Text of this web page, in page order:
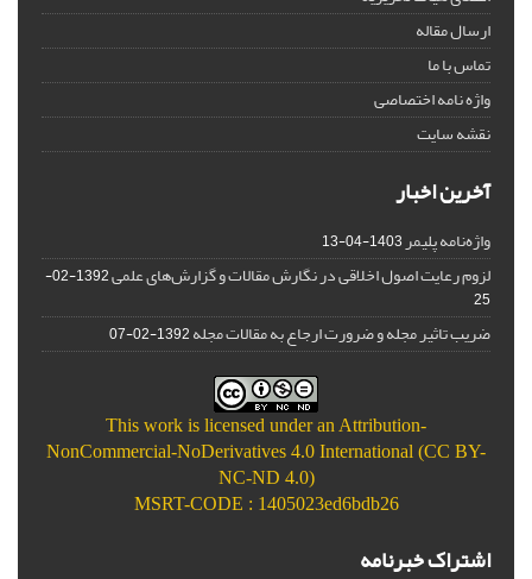
ارسال مقاله
تماس با ما
واژه نامه اختصاصی
نقشه سایت
آخرین اخبار
واژه‌نامه پلیمر1403-04-13
لزوم رعایت اصول اخلاقی در نگارش مقالات و گزارش‌‌های علمی
1392-02-
25
ضریب تاثیر مجله و ضرورت ارجاع به مقالات مجله1392-02-07
This work is licensed under an Attribution-
NonCommercial-NoDerivatives 4.0 International (CC BY-
NC-ND 4.0)
MSRT-CODE : 1405023ed6bdb26
اشتراک خبرنامه